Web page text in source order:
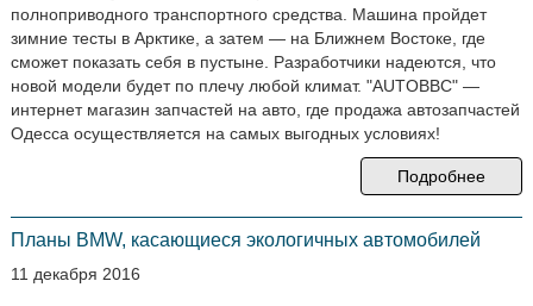
полноприводного транспортного средства. Машина пройдет
зимние тесты в Арктике, а затем — на Ближнем Востоке, где
сможет показать себя в пустыне. Разработчики надеются, что
новой модели будет по плечу любой климат. "AUTOBBC" —
интернет магазин запчастей на авто, где продажа автозапчастей
Одесса осуществляется на самых выгодных условиях!
Подробнее
Планы BMW, касающиеся экологичных автомобилей
11 декабря 2016